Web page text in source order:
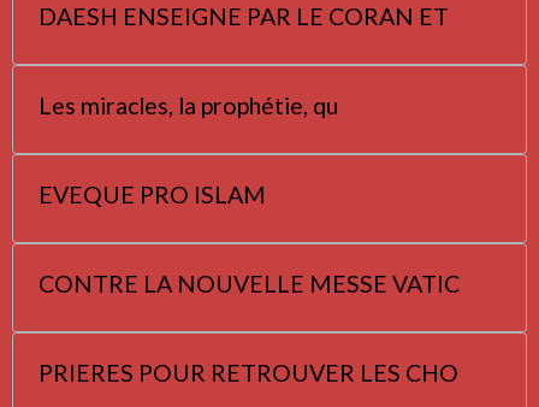
DAESH ENSEIGNE PAR LE CORAN ET
Les miracles, la prophétie, qu
EVEQUE PRO ISLAM
CONTRE LA NOUVELLE MESSE VATIC
PRIERES POUR RETROUVER LES CHO